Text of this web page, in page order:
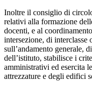
Inoltre il consiglio di
relativi alla formazione
docenti, e al
intersezione, di interclasse
sull’andamento generale,
dell’istituto, stabilisce i
amministrativi ed esercita
attrezzature e degli edifici